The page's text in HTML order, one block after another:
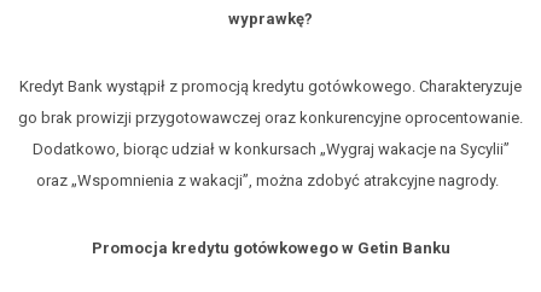
wyprawkę?
Kredyt Bank wystąpił z promocją kredytu gotówkowego. Charakteryzuje
go brak prowizji przygotowawczej oraz konkurencyjne oprocentowanie.
Dodatkowo, biorąc udział w konkursach „Wygraj wakacje na Sycylii”
oraz „Wspomnienia z wakacji”, można zdobyć atrakcyjne nagrody.
Promocja kredytu gotówkowego w Getin Banku